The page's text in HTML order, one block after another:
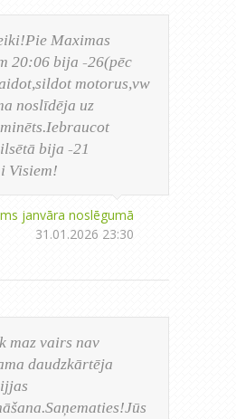
Maximas
20:06 bija -26(pēc
motorus,vw
noslīdēja uz
bija -21
Visiem!
janvāra noslēgumā
31.01.2026 23:30
maz vairs nav
daudzkārtēja